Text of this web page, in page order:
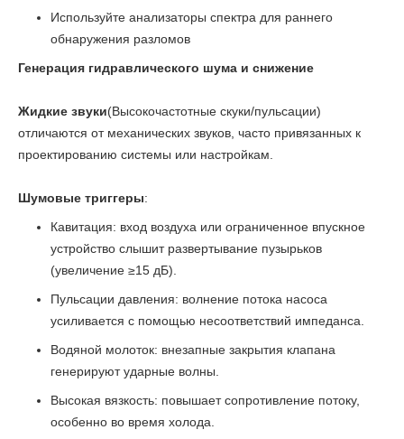
Используйте анализаторы спектра для раннего
обнаружения разломов
Генерация гидравлического шума и снижение
Жидкие звуки(Высокочастотные скуки/пульсации)
отличаются от механических звуков, часто привязанных к
проектированию системы или настройкам.
Шумовые триггеры:
Кавитация: вход воздуха или ограниченное впускное
устройство слышит развертывание пузырьков
(увеличение ≥15 дБ).
Пульсации давления: волнение потока насоса
усиливается с помощью несоответствий импеданса.
Водяной молоток: внезапные закрытия клапана
генерируют ударные волны.
Высокая вязкость: повышает сопротивление потоку,
особенно во время холода.